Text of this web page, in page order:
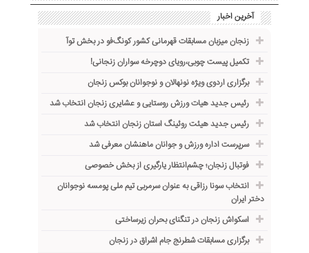
آخرین اخبار
زنجان میزبان مسابقات قهرمانی کشور کونگ‌فو در بخش توآ
تکمیل پیست چوبی،رویای دوچرخه ‌سواران زنجانی!
برگزاری اردوی ویژه نونهالان و نوجوانان بوکس زنجان
رئیس جدید هیات ورزش روستایی و عشایری زنجان انتخاب شد
رئیس جدید هیئت روئینگ استان زنجان انتخاب شد
سرپرست اداره ورزش و جوانان ماهنشان معرفی شد
فوتبال زنجان؛ چشم‌انتظار یارگیری از بخش خصوصی
انتخاب سونا رزاقی به عنوان سرمربی تیم ملی پومسه نوجوانان
دختر ایران
اسکواش زنجان در تنگنای بحران زیرساختی
برگزاری مسابقات شطرنج جام اشراق در زنجان